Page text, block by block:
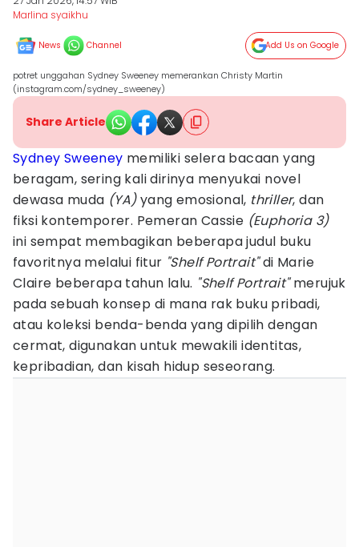
Marlina syaikhu
News Channel Add Us on Google
potret unggahan Sydney Sweeney memerankan Christy Martin
(instagram.com/sydney_sweeney)
Share Article
Sydney Sweeney memiliki selera bacaan yang
beragam, sering kali dirinya menyukai novel
dewasa muda (YA)yang emosional, thriller, dan
fiksi kontemporer. Pemeran Cassie (Euphoria 3)
ini sempat membagikan beberapa judul buku
favoritnya melalui fitur "Shelf Portrait"di Marie
Claire beberapa tahun lalu. "Shelf Portrait"merujuk
pada sebuah konsep di mana rak buku pribadi,
atau koleksi benda-benda yang dipilih dengan
cermat, digunakan untuk mewakili identitas,
kepribadian, dan kisah hidup seseorang.